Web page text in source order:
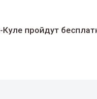
пройдут